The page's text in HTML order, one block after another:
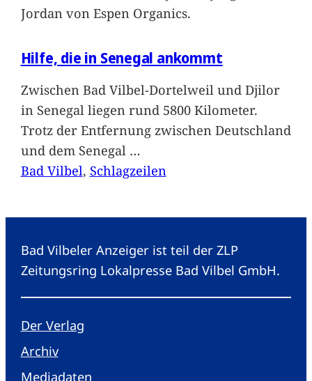
Jordan von Espen Organics.
Hilfe, die in Senegal ankommt
Zwischen Bad Vilbel-Dortelweil und Djilor
in Senegal liegen rund 5800 Kilometer.
Trotz der Entfernung zwischen Deutschland
und dem Senegal …
Bad Vilbel, Schlagzeilen
Bad Vilbeler Anzeiger ist teil der ZLP
Zeitungsring Lokalpresse Bad Vilbel GmbH.
Der Verlag
Archiv
Mediadaten